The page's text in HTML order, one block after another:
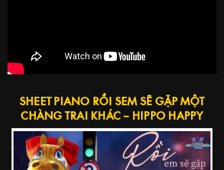
SHEET PIANO RỒI SEM SẼ GẶP MỘT
CHÀNG TRAI KHÁC – HIPPO HAPPY